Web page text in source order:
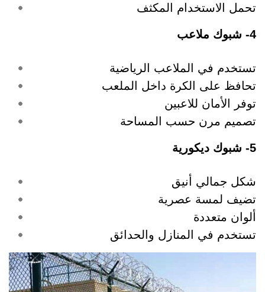
تحمل الاستخدام المكثف
4- شبوك ملاعب
تستخدم في الملاعب الرياضية
تحافظ على الكرة داخل الملعب
توفر الأمان للاعبين
تصميم مرن حسب المساحة
5- شبوك ديكورية
شكل جمالي أنيق
تضيف لمسة عصرية
ألوان متعددة
تستخدم في المنازل والحدائق